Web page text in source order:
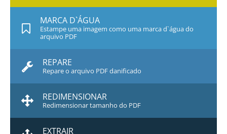
MARCA D`ÁGUA
Estampe uma imagem como uma marca d`água do
arquivo PDF
REPARE
Repare o arquivo PDF danificado
REDIMENSIONAR
Redimensionar tamanho do PDF
EXTRAIR